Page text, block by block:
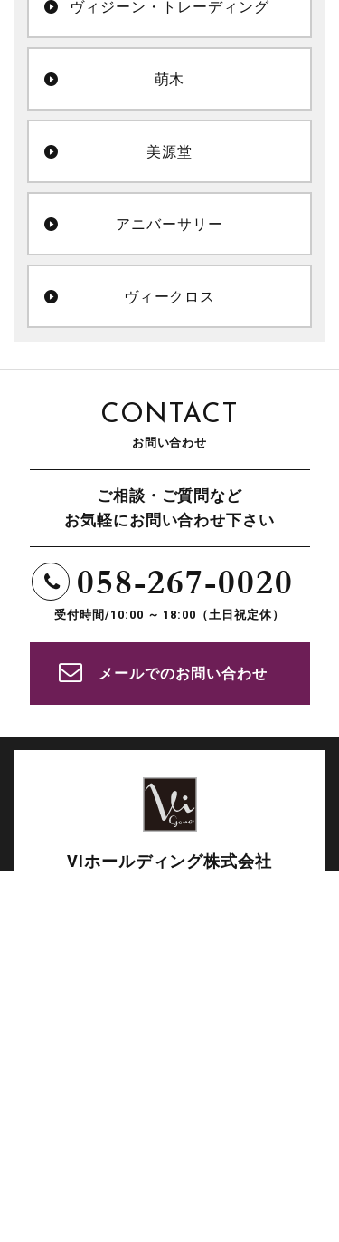
ヴィジーン・トレーディング
萌木
美源堂
アニバーサリー
ヴィークロス
CONTACT
お問い合わせ
ご相談・ご質問など
お気軽にお問い合わせ下さい
058-267-0020
受付時間/10:00 ～ 18:00（土日祝定休）
メールでのお問い合わせ
VIホールディング株式会社